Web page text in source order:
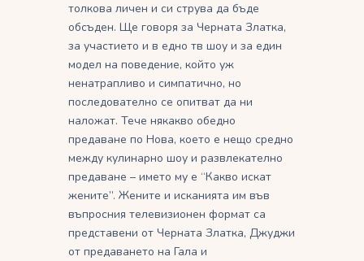
толкова личен и си струва да бъде
обсъден. Ще говоря за Черната Златка,
за участието и в едно тв шоу и за един
модел на поведение, който уж
ненатрапливо и симпатично, но
последователно се опитват да ни
наложат. Тече някакво обедно
предаване по Нова, което е нещо средно
между кулинарно шоу и развлекателно
предаване – името му е “Какво искат
жените”. Жените и исканията им във
въпросния телевизионен формат са
представени от Черната Златка, Джуджи
от предаването на Гала и